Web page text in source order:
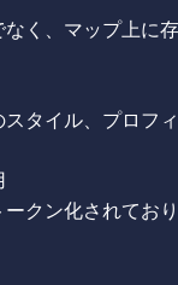
く、マップ上に
タイル、プロフ
クン化されてお